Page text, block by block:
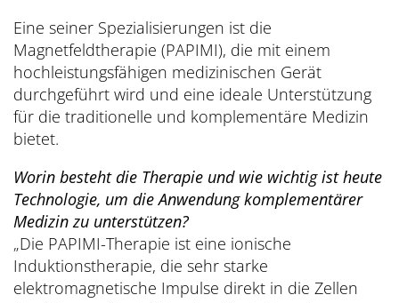
Eine seiner Spezialisierungen ist die
Magnetfeldtherapie (PAPIMI), die mit einem
hochleistungsfähigen medizinischen Gerät
durchgeführt wird und eine ideale Unterstützung
für die traditionelle und komplementäre Medizin
bietet.
Worin besteht die Therapie und wie wichtig ist heute
Technologie, um die Anwendung komplementärer
Medizin zu unterstützen?
„Die PAPIMI-Therapie ist eine ionische
Induktionstherapie, die sehr starke
elektromagnetische Impulse direkt in die Zellen